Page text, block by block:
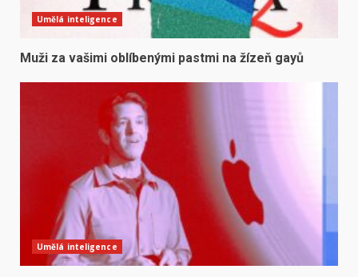
Umělá inteligence
Muži za vašimi oblíbenými pastmi na žízeň gayů
Umělá inteligence